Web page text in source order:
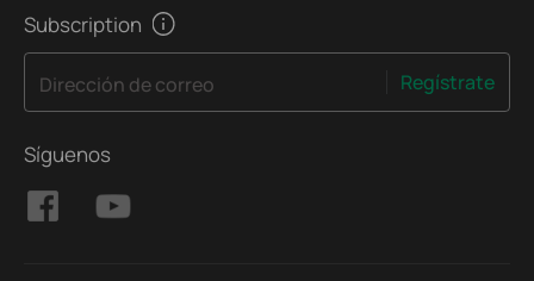
Subscription
Dirección de correo Regístrate
Síguenos